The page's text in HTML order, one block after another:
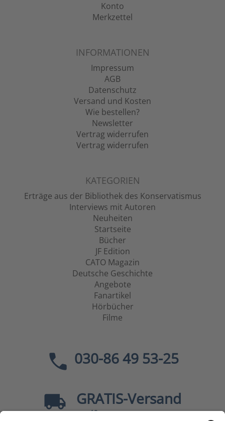
Konto
Merkzettel
INFORMATIONEN
Impressum
AGB
Datenschutz
Versand und Kosten
Wie bestellen?
Newsletter
Vertrag widerrufen
Vertrag widerrufen
KATEGORIEN
Erträge aus der Bibliothek des Konservatismus
Interviews mit Autoren
Neuheiten
Startseite
Bücher
JF Edition
CATO Magazin
Deutsche Geschichte
Angebote
Fanartikel
Hörbücher
Filme
030-86 49 53-25
GRATIS-Versand
40